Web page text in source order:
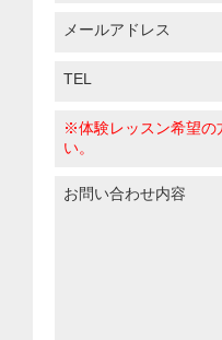
メールアドレス
TEL
※体験レッスン希望の
い。
お問い合わせ内容